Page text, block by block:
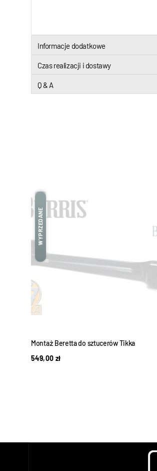
Informacje dodatkowe
Czas realizacji i dostawy
Q & A
WYPRZEDANE
Montaż Beretta do sztucerów Tikka
549,00 zł